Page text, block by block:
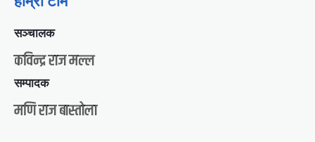
सञ्चालक
कविन्द्र राज मल्ल
सम्पादक
मणि राज बास्तोला